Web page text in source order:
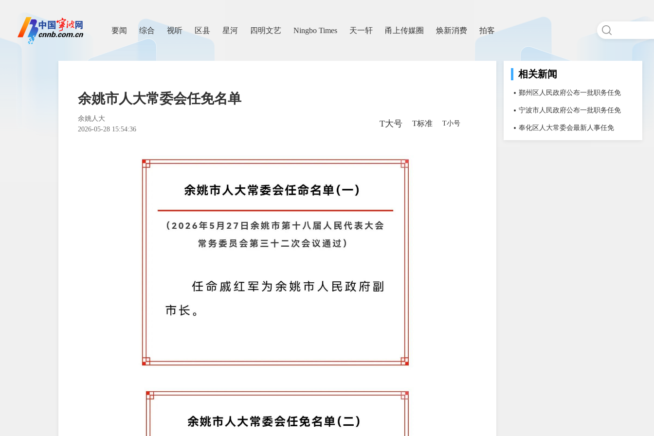
要闻 综合 视听 区县 星河 四明文艺 Ningbo Times 天一轩 甬上传媒圈 焕新消费 拍客
余姚市人大常委会任免名单
余姚人大
2026-05-28 15:54:36
T大号 T标准 T小号
相关新闻
鄞州区人民政府公布一批职务任免
宁波市人民政府公布一批职务任免
奉化区人大常委会最新人事任免